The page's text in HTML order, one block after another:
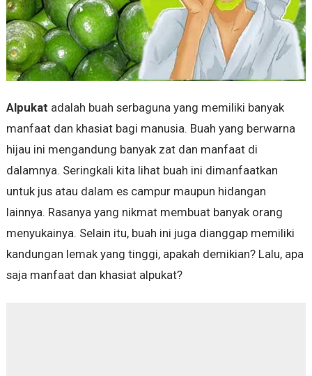
Alpukat adalah buah serbaguna yang memiliki banyak
manfaat dan khasiat bagi manusia. Buah yang berwarna
hijau ini mengandung banyak zat dan manfaat di
dalamnya. Seringkali kita lihat buah ini dimanfaatkan
untuk jus atau dalam es campur maupun hidangan
lainnya. Rasanya yang nikmat membuat banyak orang
menyukainya. Selain itu, buah ini juga dianggap memiliki
kandungan lemak yang tinggi, apakah demikian? Lalu, apa
saja manfaat dan khasiat alpukat?